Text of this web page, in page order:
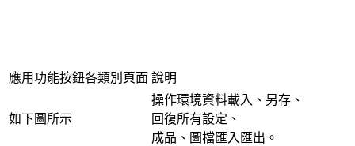
應用功能按鈕各類別頁面 說明
如下圖所示
操作環境資料載入、另存、
回復所有設定、
成品、圖檔匯入匯出。